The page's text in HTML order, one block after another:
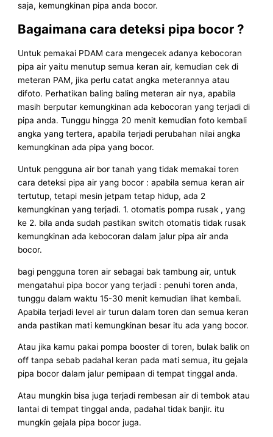
saja, kemungkinan pipa anda bocor.
Bagaimana cara deteksi pipa bocor ?
Untuk pemakai PDAM cara mengecek adanya kebocoran
pipa air yaitu menutup semua keran air, kemudian cek di
meteran PAM, jika perlu catat angka meterannya atau
difoto. Perhatikan baling baling meteran air nya, apabila
masih berputar kemungkinan ada kebocoran yang terjadi di
pipa anda. Tunggu hingga 20 menit kemudian foto kembali
angka yang tertera, apabila terjadi perubahan nilai angka
kemungkinan ada pipa yang bocor.
Untuk pengguna air bor tanah yang tidak memakai toren
cara deteksi pipa air yang bocor : apabila semua keran air
tertutup, tetapi mesin jetpam tetap hidup, ada 2
kemungkinan yang terjadi. 1. otomatis pompa rusak , yang
ke 2. bila anda sudah pastikan switch otomatis tidak rusak
kemungkinan ada kebocoran dalam jalur pipa air anda
bocor.
bagi pengguna toren air sebagai bak tambung air, untuk
mengatahui pipa bocor yang terjadi : penuhi toren anda,
tunggu dalam waktu 15-30 menit kemudian lihat kembali.
Apabila terjadi level air turun dalam toren dan semua keran
anda pastikan mati kemungkinan besar itu ada yang bocor.
Atau jika kamu pakai pompa booster di toren, bulak balik on
off tanpa sebab padahal keran pada mati semua, itu gejala
pipa bocor dalam jalur pemipaan di tempat tinggal anda.
Atau mungkin bisa juga terjadi rembesan air di tembok atau
lantai di tempat tinggal anda, padahal tidak banjir. itu
mungkin gejala pipa bocor juga.